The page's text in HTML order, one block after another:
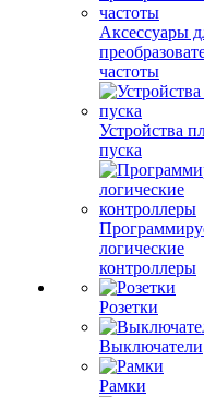
Аксессуары
частоты
Устройства
пуска
логические
контроллеры
Розетки
Выключатели
Рамки